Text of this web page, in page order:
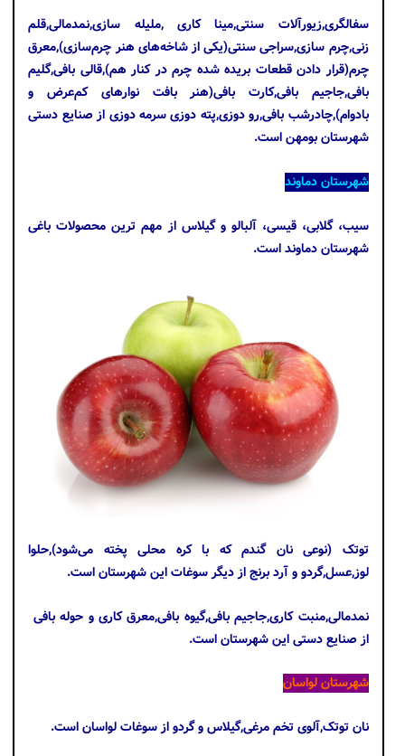
سفالگری,زیورآلات سنتی,مینا کاری ,ملیله سازی,نمدمالی,قلم
زنی,چرم سازی,سراجی سنتی(یکی از شاخه‌های هنر چرم‌سازی),معرق
چرم(قرار دادن قطعات بریده شده چرم در کنار هم),قالی بافی,گلیم
بافی,جاجیم بافی,کارت بافی(هنر بافت نوارهای کم‌عرض و
بادوام),چادرشب بافی,رو دوزی,پته دوزی سرمه دوزی از صنایع دستی
شهرستان بومهن است.
شهرستان دماوند
سیب، گلابی، قیسی، آلبالو و گیلاس از مهم ترین محصولات باغی
شهرستان دماوند است.
توتک (نوعی نان گندم که با کره محلی پخته می‌شود),حلوا
لوز,عسل,گردو و آرد برنج از دیگر سوغات این شهرستان است.
نمدمالی,منبت کاری,جاجیم بافی,گیوه بافی,معرق کاری و حوله بافی
از صنایع دستی این شهرستان است.
شهرستان لواسان
نان توتک,آلوی تخم مرغی,گیلاس و گردو از سوغات لواسان است.